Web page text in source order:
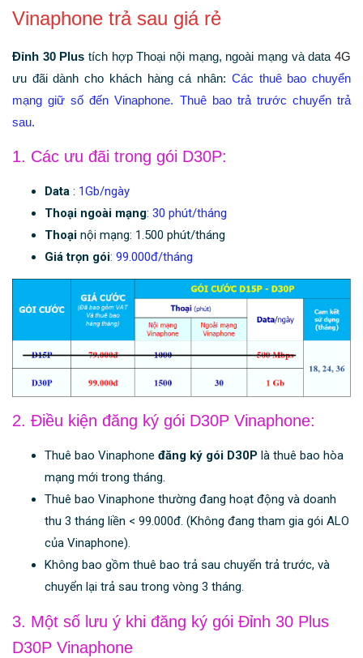
Vinaphone trả sau giá rẻ
Đỉnh 30 Plus tích hợp Thoại nội mạng, ngoài mạng và data4G
ưu đãi dành cho khách hàng cá nhân: Các thuê bao chuyển
mạng giữ số đến Vinaphone. Thuê bao trả trước chuyển trả
sau.
1. Các ưu đãi trong gói D30P:
Data : 1Gb/ngày
Thoại ngoài mạng: 30 phút/tháng
Thoại nội mạng: 1.500 phút/tháng
Giá trọn gói: 99.000đ/tháng
2. Điều kiện đăng ký gói D30P Vinaphone:
Thuê bao Vinaphone đăng ký gói D30P là thuê bao hòa
mạng mới trong tháng.
Thuê bao Vinaphone thường đang hoạt động và doanh
thu 3 tháng liền < 99.000đ. (Không đang tham gia gói ALO
của Vinaphone).
Không bao gồm thuê bao trả sau chuyển trả trước, và
chuyển lại trả sau trong vòng 3 tháng.
3. Một số lưu ý khi đăng ký gói Đỉnh 30 Plus
D30P Vinaphone